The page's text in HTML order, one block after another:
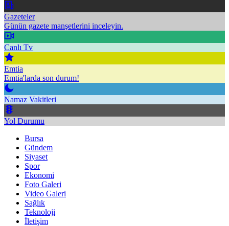
Gazeteler
Günün gazete manşetlerini inceleyin.
Canlı Tv
Emtia
Emtia'larda son durum!
Namaz Vakitleri
Yol Durumu
Bursa
Gündem
Siyaset
Spor
Ekonomi
Foto Galeri
Video Galeri
Sağlık
Teknoloji
İletişim